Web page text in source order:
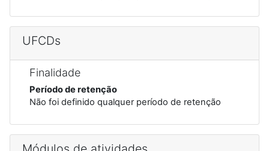
UFCDs
Finalidade
Período de retenção
Não foi definido qualquer período de retenção